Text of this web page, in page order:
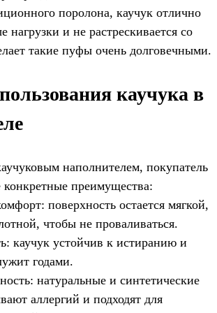
поролона, каучук отлично
нагрузки и не растрескивается со
такие пуфы очень долговечными.
каучука в
наполнителем, покупатель
конкретные преимущества:
поверхность остается мягкой,
чтобы не проваливаться.
каучук устойчив к истиранию и
годами.
натуральные и синтетические
аллергий и подходят для